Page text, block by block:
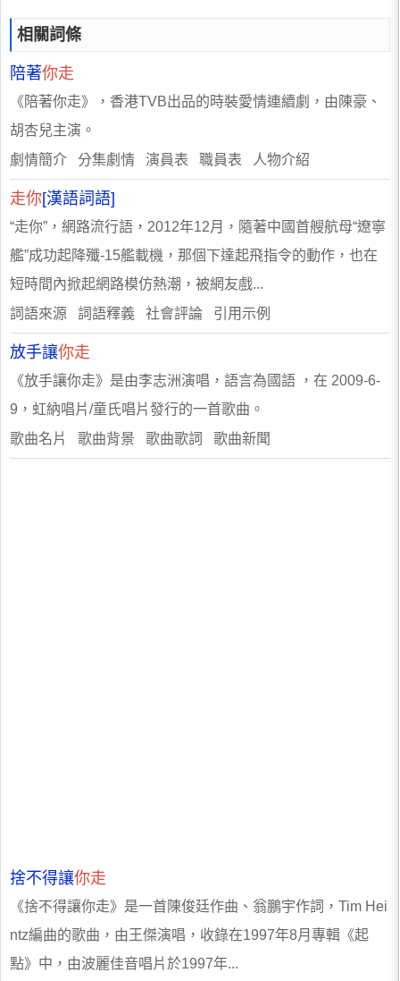
相關詞條
陪著你走
《陪著你走》，香港TVB出品的時裝愛情連續劇，由陳豪、
胡杏兒主演。
劇情簡介 分集劇情 演員表 職員表 人物介紹
走你[漢語詞語]
“走你”，網路流行語，2012年12月，隨著中國首艘航母“遼寧
艦”成功起降殲-15艦載機，那個下達起飛指令的動作，也在
短時間內掀起網路模仿熱潮，被網友戲...
詞語來源 詞語釋義 社會評論 引用示例
放手讓你走
《放手讓你走》是由李志洲演唱，語言為國語 ，在 2009-6-
9，虹納唱片/童氏唱片發行的一首歌曲。
歌曲名片 歌曲背景 歌曲歌詞 歌曲新聞
捨不得讓你走
《捨不得讓你走》是一首陳俊廷作曲、翁鵬宇作詞，Tim Hei
ntz編曲的歌曲，由王傑演唱，收錄在1997年8月專輯《起
點》中，由波麗佳音唱片於1997年...